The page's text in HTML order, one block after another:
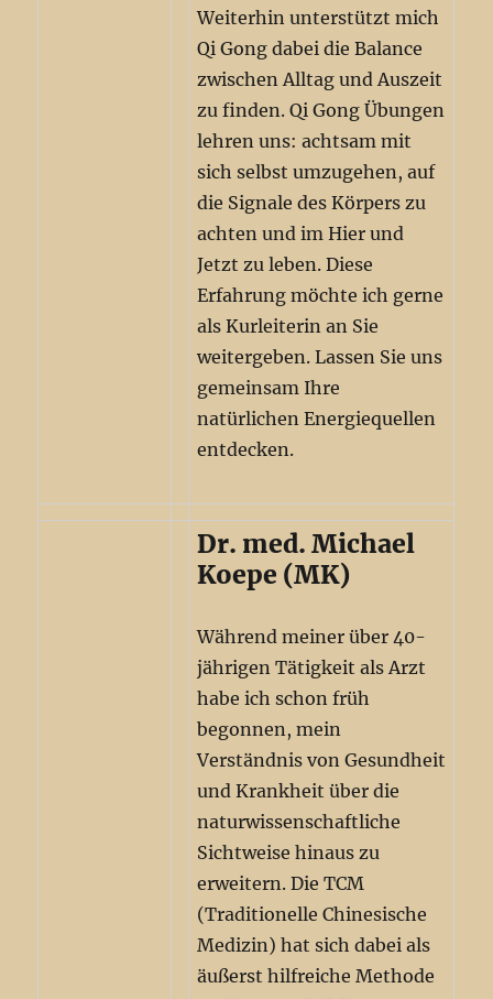
Weiterhin unterstützt mich
Qi Gong dabei die Balance
zwischen Alltag und Auszeit
zu finden. Qi Gong Übungen
lehren uns: achtsam mit
sich selbst umzugehen, auf
die Signale des Körpers zu
achten und im Hier und
Jetzt zu leben. Diese
Erfahrung möchte ich gerne
als Kurleiterin an Sie
weitergeben. Lassen Sie uns
gemeinsam Ihre
natürlichen Energiequellen
entdecken.
Dr. med. Michael
Koepe (MK)
Während meiner über 40-
jährigen Tätigkeit als Arzt
habe ich schon früh
begonnen, mein
Verständnis von Gesundheit
und Krankheit über die
naturwissenschaftliche
Sichtweise hinaus zu
erweitern. Die TCM
(Traditionelle Chinesische
Medizin) hat sich dabei als
äußerst hilfreiche Methode